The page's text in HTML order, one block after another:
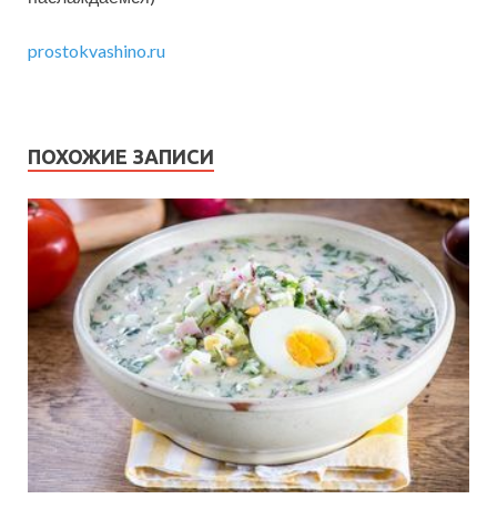
prostokvashino.ru
ПОХОЖИЕ ЗАПИСИ